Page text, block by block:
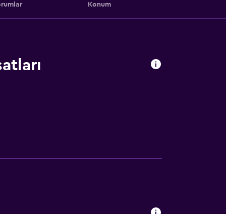
Konum